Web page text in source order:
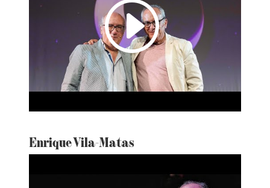
I
Enrique Vila-Matas